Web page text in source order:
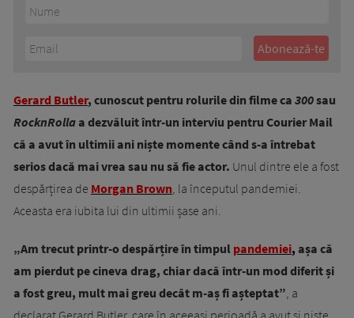
Gerard Butler, cunoscut pentru rolurile din filme ca 300sau
RocknRolla a dezvăluit într-un interviu pentru Courier Mail
că a avut în ultimii ani niște momente când s-a întrebat
serios dacă mai vrea sau nu să fie actor. Unul dintre ele a fost
despărțirea de Morgan Brown, la începutul pandemiei.
Aceasta era iubita lui din ultimii șase ani.
„Am trecut printr-o despărțire în timpul pandemiei, așa că
am pierdut pe cineva drag, chiar dacă într-un mod diferit și
a fost greu, mult mai greu decât m-aș fi așteptat”, a